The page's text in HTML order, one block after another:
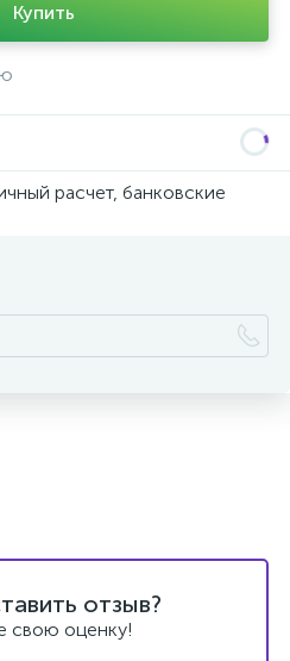
Купить
расчет, банковские
отзыв?
свою оценку!